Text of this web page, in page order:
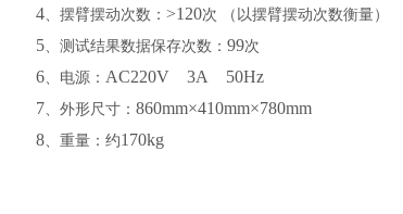
4、摆臂摆动次数 ： >120次 （以摆臂摆动次数衡量）
5、测试结果数据保存次数： 99次
6、电源： AC220V 3A 50Hz
7、外形尺寸： 860mm×410mm×780mm
8、重量：约170kg